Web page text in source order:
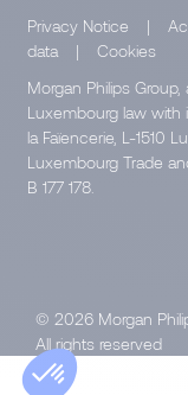
Privacy Notice |
data
|
Cookies
Morgan Philips
Luxembourg law with
la Faïencerie, L-1510
Luxembourg Trade
B 177 178.
© 2026 Morgan
All rights reserved